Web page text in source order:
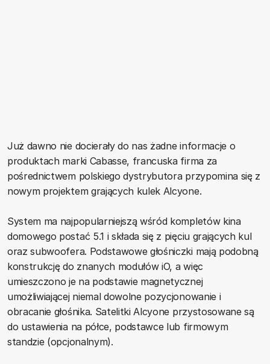
Już dawno nie docierały do nas żadne informacje o
produktach marki Cabasse, francuska firma za
pośrednictwem polskiego dystrybutora przypomina się z
nowym projektem grających kulek Alcyone.
System ma najpopularniejszą wśród kompletów kina
domowego postać 5.1 i składa się z pięciu grających kul
oraz subwoofera. Podstawowe głośniczki mają podobną
konstrukcję do znanych modułów iO, a więc
umieszczono je na podstawie magnetycznej
umożliwiającej niemal dowolne pozycjonowanie i
obracanie głośnika. Satelitki Alcyone przystosowane są
do ustawienia na półce, podstawce lub firmowym
standzie (opcjonalnym).